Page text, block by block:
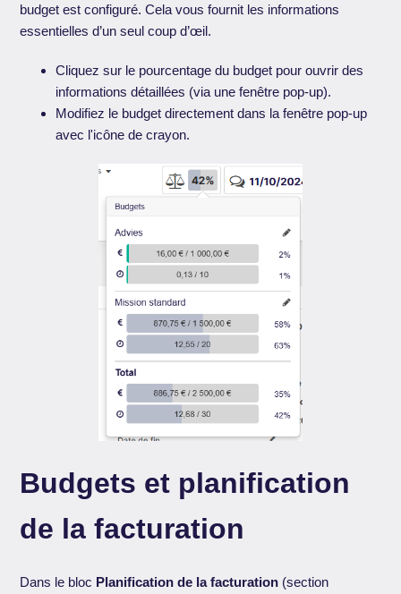
budget est configuré. Cela vous fournit les informations
essentielles d’un seul coup d’œil.
Cliquez sur le pourcentage du budget pour ouvrir des
informations détaillées (via une fenêtre pop-up).
Modifiez le budget directement dans la fenêtre pop-up
avec l'icône de crayon.
Budgets et planification
de la facturation
Dans le bloc Planification de la facturation (section